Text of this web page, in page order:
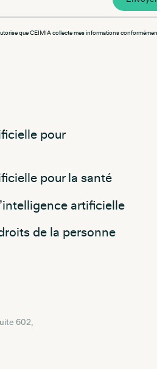
que CEIMIA collecte mes informations
pour
pour la santé
artificielle
de la personne
602,